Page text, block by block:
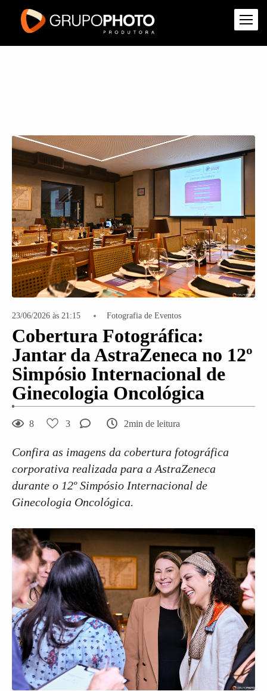
23/06/2026 às 21:15 Fotografia de Eventos
Cobertura Fotográfica:
Jantar da AstraZeneca no 12º
Simpósio Internacional de
Ginecologia Oncológica
8 3 2min de leitura
Confira as imagens da cobertura fotográfica
corporativa realizada para a AstraZeneca
durante o 12º Simpósio Internacional de
Ginecologia Oncológica.